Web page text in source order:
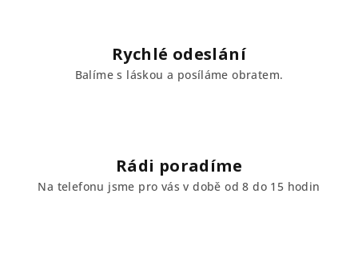
Rychlé odeslání
Balíme s láskou a posíláme obratem.
Rádi poradíme
Na telefonu jsme pro vás v době od 8 do 15 hodin